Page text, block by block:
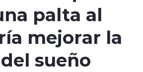
palta al
mejorar la
sueño